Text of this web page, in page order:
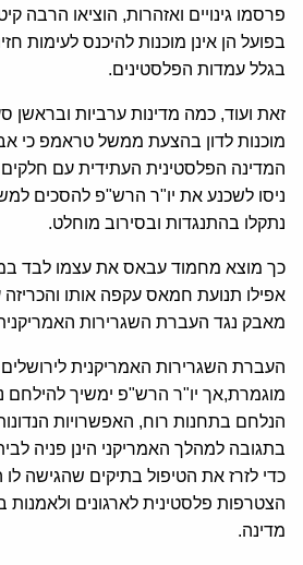
פרסמו גינויים ואזהרות, הוציאו הרבה
בפועל הן אינן מוכנות להיכנס לעימות
בגלל עמדות הפלסטינים.
זאת ועוד, כמה מדינות ערביות ובראשן
מוכנות לדון בהצעת ממשל טראמפ כי
המדינה הפלסטינית העתידית עם
ניסו לשכנע את יו"ר הרש"פ להסכים
נתקלו בהתנגדות ובסירוב מוחלט.
כך מוצא מחמוד עבאס את עצמו לבד
מאבק נגד העברת השגרירות
העברת השגרירות האמריקנית
מוגמרת,אך יו"ר הרש"פ ימשיך להילחם
הנלחם בתחנות רוח, האפשרויות
בתגובה למהלך האמריקני הינן פניה
כדי לזרז את הטיפול בתיקים שהגישה
הצטרפות פלסטינית לארגונים ולאמנות
מדינה.